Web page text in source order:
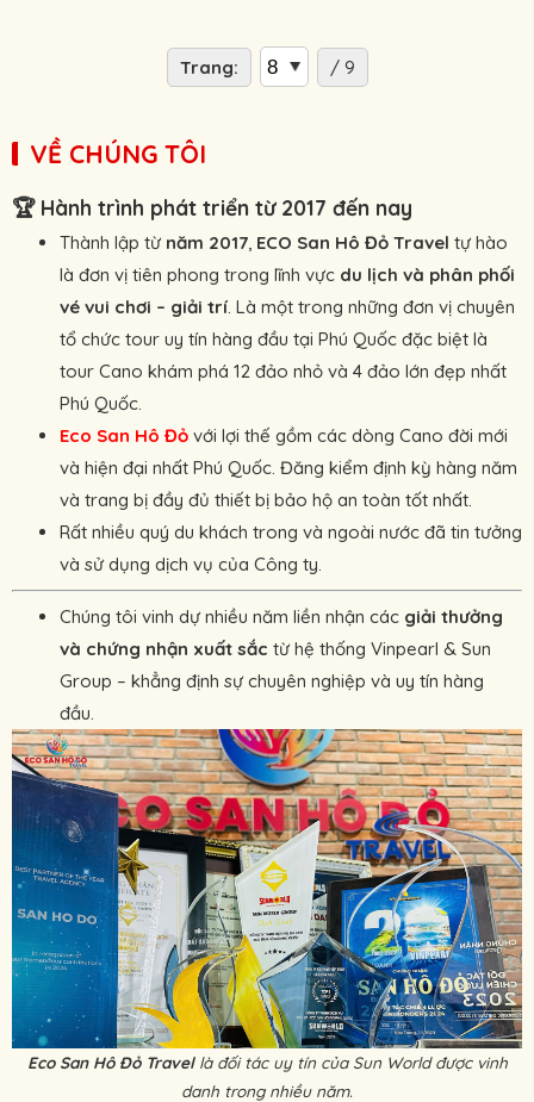
Trang: / 9
VỀ CHÚNG TÔI
🏆 Hành trình phát triển từ 2017 đến nay
Thành lập từ năm 2017, ECO San Hô Đỏ Travel tự hào
là đơn vị tiên phong trong lĩnh vực du lịch và phân phối
vé vui chơi – giải trí. Là một trong những đơn vị chuyên
tổ chức tour uy tín hàng đầu tại Phú Quốc đặc biệt là
tour Cano khám phá 12 đảo nhỏ và 4 đảo lớn đẹp nhất
Phú Quốc.
Eco San Hô Đỏ với lợi thế gồm các dòng Cano đời mới
và hiện đại nhất Phú Quốc. Đăng kiểm định kỳ hàng năm
và trang bị đầy đủ thiết bị bảo hộ an toàn tốt nhất.
Rất nhiều quý du khách trong và ngoài nước đã tin tưởng
và sử dụng dịch vụ của Công ty.
Chúng tôi vinh dự nhiều năm liền nhận các giải thưởng
và chứng nhận xuất sắc từ hệ thống Vinpearl & Sun
Group – khẳng định sự chuyên nghiệp và uy tín hàng
đầu.
Eco San Hô Đỏ Travellà đối tác uy tín của Sun World được vinh
danh trong nhiều năm.